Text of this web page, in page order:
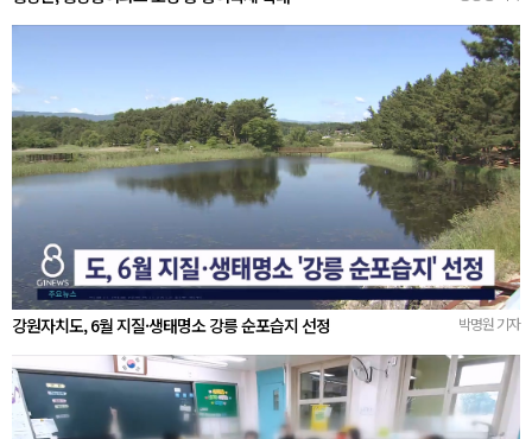
강원자치도, 6월 지질·생태명소 강릉 순포습지 선정 박명원 기자